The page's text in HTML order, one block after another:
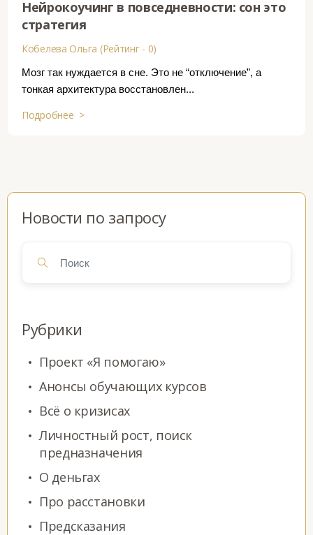
Нейрокоучинг в повседневности: сон это
стратегия
Кобелева Ольга (Рейтинг - 0)
Мозг так нуждается в сне. Это не “отключение”, а
тонкая архитектура восстановлен...
Подробнее >
Новости по запросу
Рубрики
Проект «Я помогаю»
Анонсы обучающих курсов
Всё о кризисах
Личностный рост, поиск
предназначения
О деньгах
Про расстановки
Предсказания